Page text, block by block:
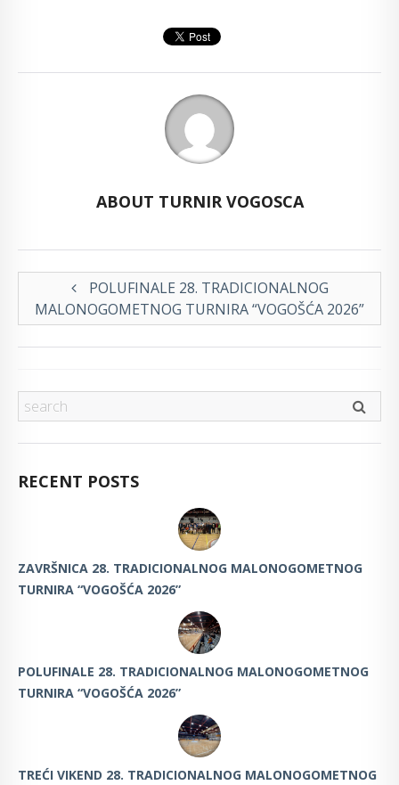
ABOUT TURNIR VOGOSCA
POLUFINALE 28. TRADICIONALNOG
MALONOGOMETNOG TURNIRA “VOGOŠĆA 2026”
RECENT POSTS
ZAVRŠNICA 28. TRADICIONALNOG MALONOGOMETNOG
TURNIRA “VOGOŠĆA 2026”
POLUFINALE 28. TRADICIONALNOG MALONOGOMETNOG
TURNIRA “VOGOŠĆA 2026”
TREĆI VIKEND 28. TRADICIONALNOG MALONOGOMETNOG